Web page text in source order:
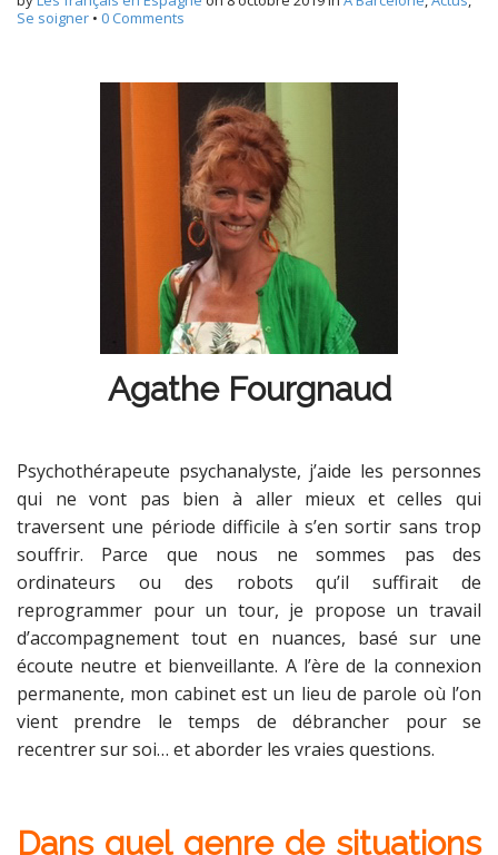
Se soigner • 0 Comments
Agathe Fourgnaud
Psychothérapeute psychanalyste, j’aide les personnes
qui ne vont pas bien à aller mieux et celles qui
traversent une période difficile à s’en sortir sans trop
souffrir. Parce que nous ne sommes pas des
ordinateurs ou des robots qu’il suffirait de
reprogrammer pour un tour, je propose un travail
d’accompagnement tout en nuances, basé sur une
écoute neutre et bienveillante. A l’ère de la connexion
permanente, mon cabinet est un lieu de parole où l’on
vient prendre le temps de débrancher pour se
recentrer sur soi… et aborder les vraies questions.
Dans quel genre de situations